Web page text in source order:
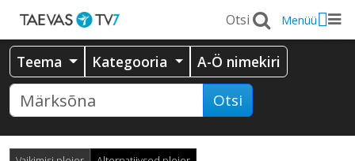
Menüü
Teema Kategooria A-Ö nimekiri
Otsi